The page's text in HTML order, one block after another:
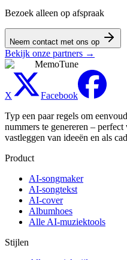
Bezoek alleen op afspraak
Neem contact met ons op
Bekijk onze partners →
MemoTune
X
Facebook
Typ een paar regels om
nummers te genereren –
vastleggen van ideeën en als
Product
AI-songmaker
AI-songtekst
AI-cover
Albumhoes
Alle AI-muziektools
Stijlen